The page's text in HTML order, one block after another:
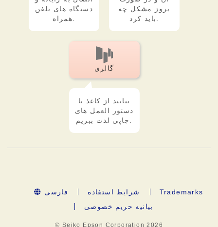
دستگاه های تلفن
همراه.
بروز مشکل چه
باید کرد.
گالری
بیایید از کاغذ با
دستور العمل های
چاپی لذت ببریم.
فارسی شرایط استفاده
Trademarks
بیانیه حریم خصوصی
© Seiko Epson Corporation2026